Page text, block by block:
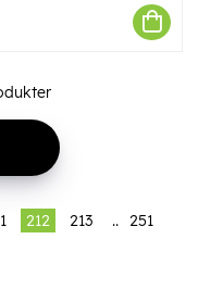
212 213 .. 251